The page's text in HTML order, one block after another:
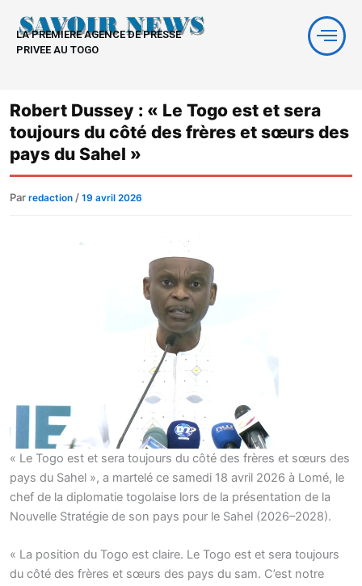
contenu
LA PREMIERE AGENCE DE PRESSE
PRIVEE AU TOGO
Robert Dussey : « Le Togo est et sera
toujours du côté des frères et sœurs des
pays du Sahel »
Par redaction / 19 avril 2026
« Le Togo est et sera toujours du côté des frères et sœurs des
pays du Sahel », a martelé ce samedi 18 avril 2026 à Lomé, le
chef de la diplomatie togolaise lors de la présentation de la
Nouvelle Stratégie de son pays pour le Sahel (2026–2028).
« La position du Togo est claire. Le Togo est et sera toujours
du côté des frères et sœurs des pays du sam. C’est notre